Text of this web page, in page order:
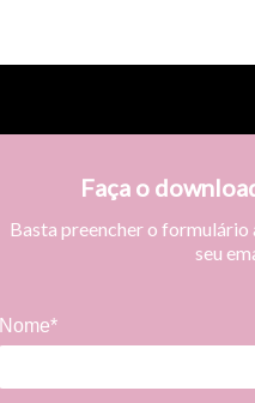
Faça o
Basta preencher o
seu
Nome*